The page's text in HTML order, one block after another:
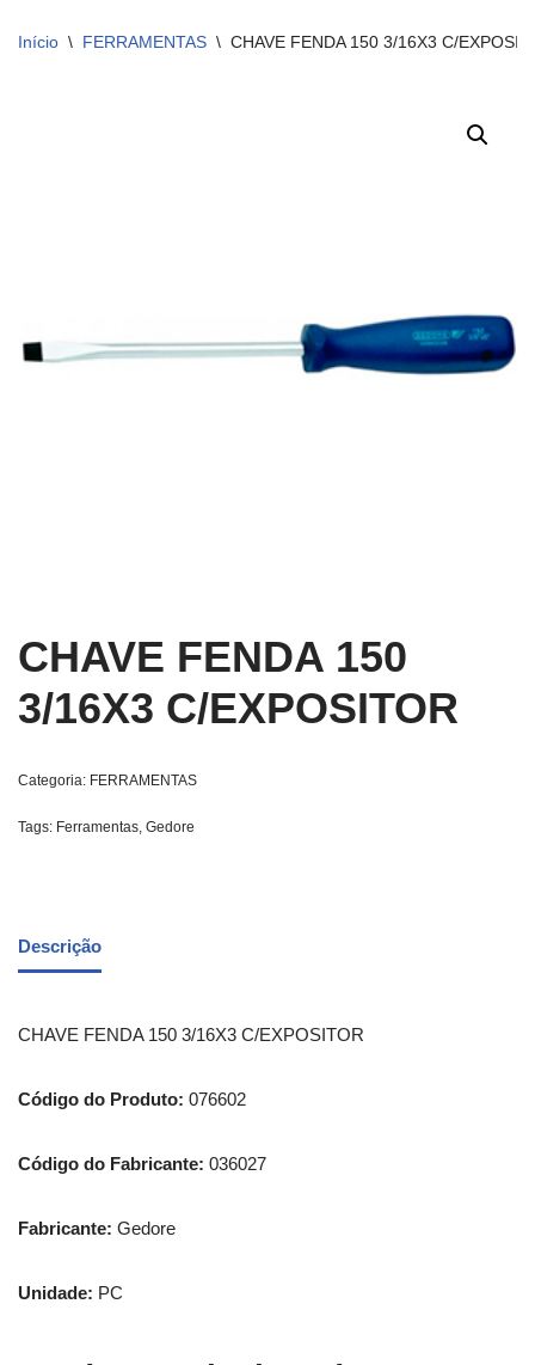
Início \ FERRAMENTAS \ CHAVE FENDA 150 3/16X3 C/
CHAVE FENDA 150
3/16X3 C/EXPOSITOR
Categoria: FERRAMENTAS
Tags: Ferramentas, Gedore
Descrição
CHAVE FENDA 150 3/16X3 C/EXPOSITOR
Código do Produto: 076602
Código do Fabricante: 036027
Fabricante: Gedore
Unidade: PC